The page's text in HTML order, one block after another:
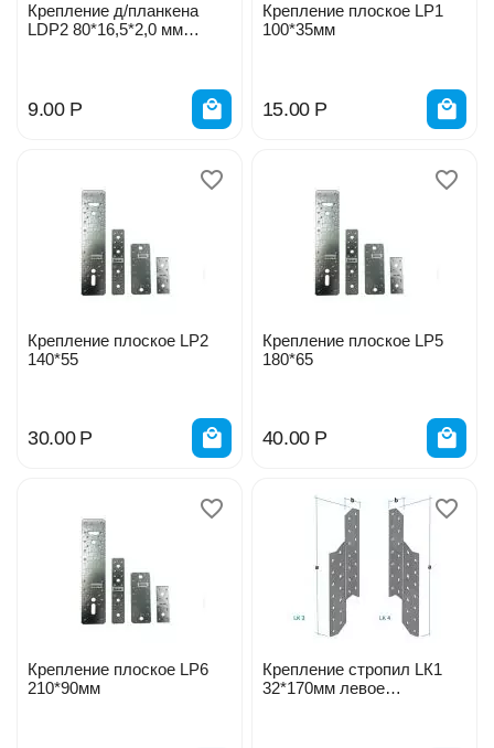
Крепление д/планкена
LDP2 80*16,5*2,0 мм
9.00 Р
Крепление плоское LP1
100*35мм
15.00 Р
Крепление плоское LP2
140*55
30.00 Р
Крепление плоское LP5
180*65
40.00 Р
Крепление плоское LP6
210*90мм
Крепление стропил LК1
32*170мм левое